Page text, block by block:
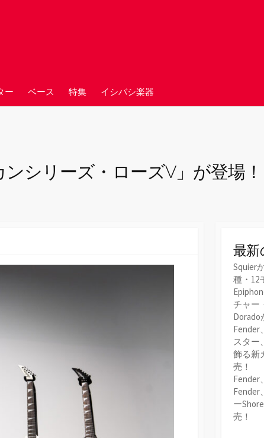
ー ベース 特集 イシバシ楽器
シリーズ・ローズV」が登場！
最新
Squier
種・12
チャー
Dorado
Fender
スター
飾る新
売！
Fender
Fender
ー
売！